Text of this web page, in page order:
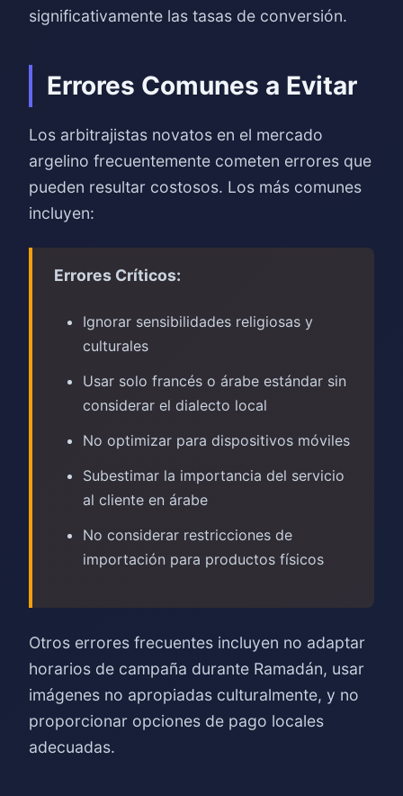
significativamente las tasas de conversión.
Errores Comunes a Evitar
Los arbitrajistas novatos en el mercado
argelino frecuentemente cometen errores que
pueden resultar costosos. Los más comunes
incluyen:
Errores Críticos:
Ignorar sensibilidades religiosas y
culturales
Usar solo francés o árabe estándar sin
considerar el dialecto local
No optimizar para dispositivos móviles
Subestimar la importancia del servicio
al cliente en árabe
No considerar restricciones de
importación para productos físicos
Otros errores frecuentes incluyen no adaptar
horarios de campaña durante Ramadán, usar
imágenes no apropiadas culturalmente, y no
proporcionar opciones de pago locales
adecuadas.